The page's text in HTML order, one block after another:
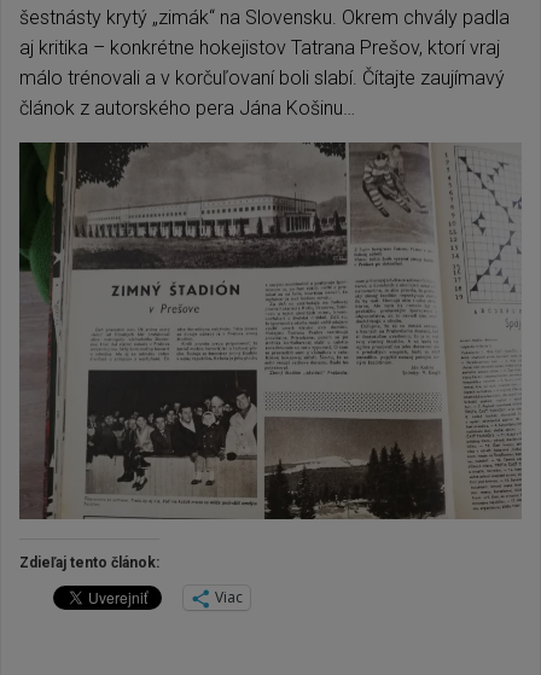
šestnásty krytý „zimák“ na Slovensku. Okrem chvály padla
aj kritika – konkrétne hokejistov Tatrana Prešov, ktorí vraj
málo trénovali a v korčuľovaní boli slabí. Čítajte zaujímavý
článok z autorského pera Jána Košinu…
Zdieľaj tento článok:
Viac